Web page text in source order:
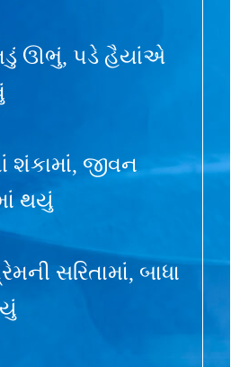
ઊભું, પડે હૈયાંએ
જીવન
થયું
સરિતામાં, બાધા